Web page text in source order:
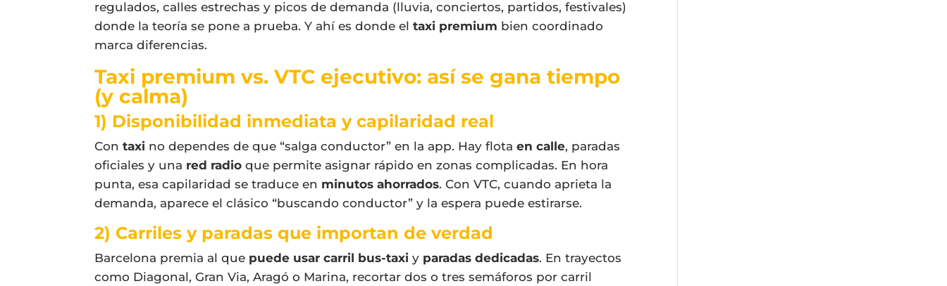
regulados, calles estrechas y picos de demanda (lluvia, conciertos, partidos, festivales)
donde la teoría se pone a prueba. Y ahí es donde eltaxi premium bien coordinado
marca diferencias.
Taxi premium vs. VTC ejecutivo: así se gana tiempo
(y calma)
1) Disponibilidad inmediata y capilaridad real
Contaxi no dependes de que “salga conductor” en la app. Hay flotaen calle, paradas
oficiales y una red radio que permite asignar rápido en zonas complicadas. En hora
punta, esa capilaridad se traduce en minutos ahorrados. Con VTC, cuando aprieta la
demanda, aparece el clásico “buscando conductor” y la espera puede estirarse.
2) Carriles y paradas que importan de verdad
Barcelona premia al que puede usar carril bus-taxi y paradas dedicadas. En trayectos
como Diagonal, Gran Via, Aragó o Marina, recortar dos o tres semáforos por carril